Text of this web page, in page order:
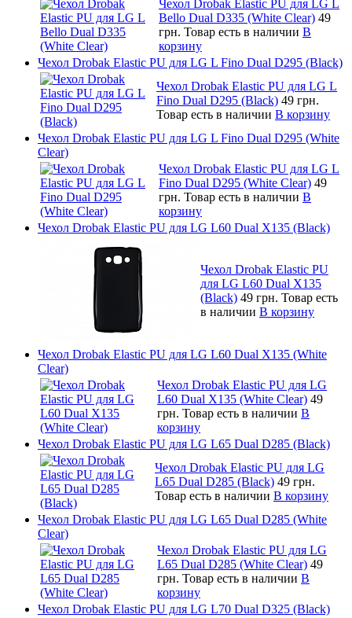
Чехол Drobak Elastic PU для LG L
Bello Dual D335 (White Clear) 49
грн. Товар есть в наличии В
корзину
Чехол Drobak Elastic PU для LG L Fino Dual D295 (Black)
Чехол Drobak Elastic PU для LG L
Fino Dual D295 (Black) 49 грн.
Товар есть в наличии В корзину
Чехол Drobak Elastic PU для LG L Fino Dual D295 (White
Clear)
Чехол Drobak Elastic PU для LG L
Fino Dual D295 (White Clear) 49
грн. Товар есть в наличии В
корзину
Чехол Drobak Elastic PU для LG L60 Dual X135 (Black)
Чехол Drobak Elastic PU
для LG L60 Dual X135
(Black) 49 грн. Товар есть
в наличии В корзину
Чехол Drobak Elastic PU для LG L60 Dual X135 (White
Clear)
Чехол Drobak Elastic PU для LG
L60 Dual X135 (White Clear) 49
грн. Товар есть в наличии В
корзину
Чехол Drobak Elastic PU для LG L65 Dual D285 (Black)
Чехол Drobak Elastic PU для LG
L65 Dual D285 (Black) 49 грн.
Товар есть в наличии В корзину
Чехол Drobak Elastic PU для LG L65 Dual D285 (White
Clear)
Чехол Drobak Elastic PU для LG
L65 Dual D285 (White Clear) 49
грн. Товар есть в наличии В
корзину
Чехол Drobak Elastic PU для LG L70 Dual D325 (Black)